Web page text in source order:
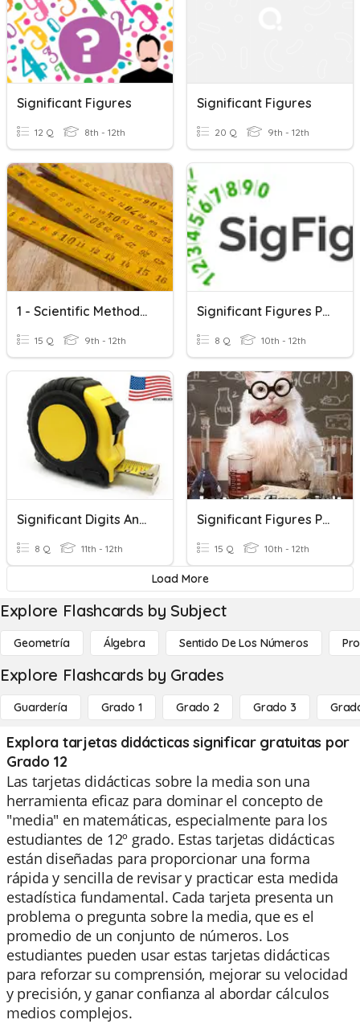
Significant Figures
12 Q 8th - 12th
Significant Figures
20 Q 9th - 12th
1 - Scientific Methods | Significant Figures
15 Q 9th - 12th
Significant Figures Practice 2
8 Q 10th - 12th
Significant Digits And Precision
8 Q 11th - 12th
Significant Figures Practice (with Calculations)
15 Q 10th - 12th
Load More
Explore Flashcards by Subject
Geometría Álgebra Sentido De Los Números
Explore Flashcards by Grades
Guardería Grado 1 Grado 2 Grado 3
Explora tarjetas didácticas significar gratuitas por
Grado 12
Las tarjetas didácticas sobre la media son una
herramienta eficaz para dominar el concepto de
"media" en matemáticas, especialmente para los
estudiantes de 12º grado. Estas tarjetas didácticas
están diseñadas para proporcionar una forma
rápida y sencilla de revisar y practicar esta medida
estadística fundamental. Cada tarjeta presenta un
problema o pregunta sobre la media, que es el
promedio de un conjunto de números. Los
estudiantes pueden usar estas tarjetas didácticas
para reforzar su comprensión, mejorar su velocidad
y precisión, y ganar confianza al abordar cálculos
medios complejos.